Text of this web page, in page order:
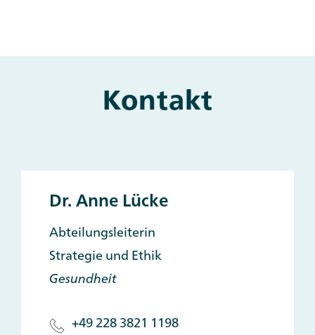
Kontakt
Dr. Anne Lücke
Abteilungsleiterin
Strategie und Ethik
Gesundheit
+49 228 3821 1198